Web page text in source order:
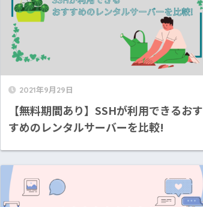
2021年9月29日
【無料期間あり】SSHが利用できるおす
すめのレンタルサーバーを比較!